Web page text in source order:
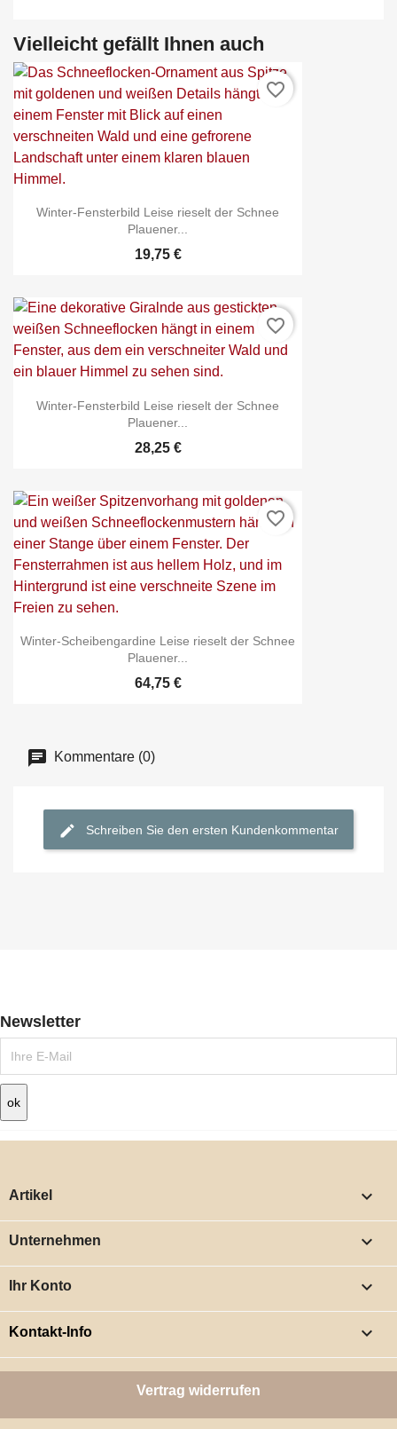
Vielleicht gefällt Ihnen auch
Winter-Fensterbild Leise rieselt der Schnee
Plauener...
19,75 €
favorite_border
Winter-Fensterbild Leise rieselt der Schnee
Plauener...
28,25 €
favorite_border
Winter-Scheibengardine Leise rieselt der Schnee
Plauener...
64,75 €
favorite_border
Kommentare (0)
Schreiben Sie den ersten Kundenkommentar
Newsletter
Artikel 
Unternehmen 
Ihr Konto 
Kontakt-Info keyboard_arrow_down
Vertrag widerrufen